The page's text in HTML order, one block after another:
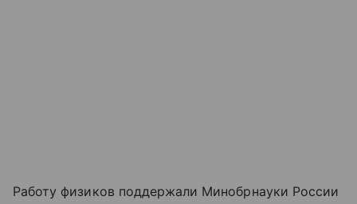
Работу физиков поддержали Минобрнауки России